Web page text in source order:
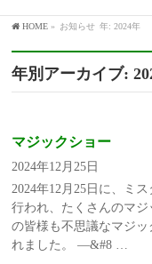
HOME » お知らせ 年: 2024年
年別アーカイブ:
マジックショー
2024年12月25日
2024年12月25日に、ミ
行われ、たくさんのマ
の皆様も不思議なマジ
れました。 —&#8 …